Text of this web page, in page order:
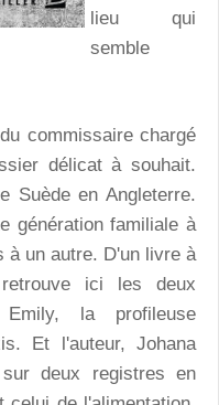
lieu qui
semble
commissaire chargé
délicat à souhait.
Suède en Angleterre.
génération familiale à
à un autre. D'un livre à
ici les deux
la profileuse
Et l'auteur, Johana
deux registres en